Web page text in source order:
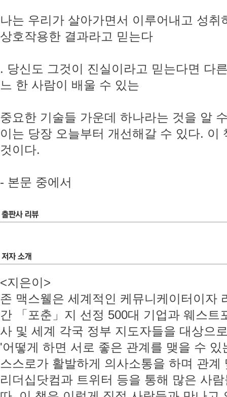
나는 우리가 살아가면서 이루어내고 성
상호작용한 결과라고 믿는다
. 당신도 그것이 진실이라고 믿는다면 다
느 한 사람이 배울 수 있는
중요한 기술들 가운데 하나라는 것을 알
이는 당장 오늘부터 개선해갈 수 있다. 이
것이다.
- 본문 중에서
<지은이>
존 맥스웰은 세계적인 케뮤니케이터이자
간 「포춘」지 선정 500대 기업과 웨스
사 및 세계 각국 정부 지도자들을 대상으
'어떻게 하면 서로 좋은 관계를 맺을 수
스스로가 활발하게 의사소통을 하며 관
리더십닷컴과 트위터 등을 통해 많은 사